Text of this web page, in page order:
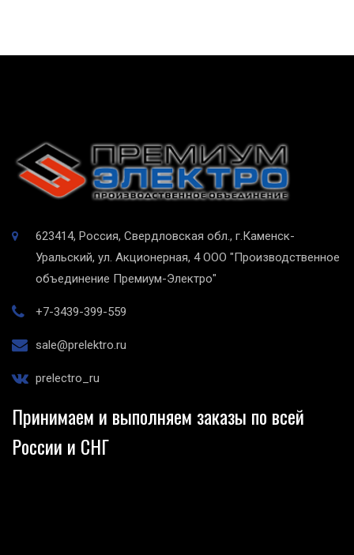
623414, Россия, Свердловская обл., г.Каменск-
Уральский, ул. Акционерная, 4 ООО "Производственное
объединение Премиум-Электро"
+7-3439-399-559
sale@prelektro.ru
prelectro_ru
Принимаем и выполняем заказы по всей
России и СНГ